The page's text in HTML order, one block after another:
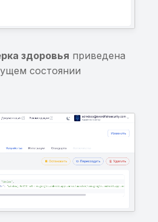
доступа к
ContentProvider
через ContentProvider
Отсутствие проверки
root-доступ
Отсутствие проверки
здоровья приведена
состоянии